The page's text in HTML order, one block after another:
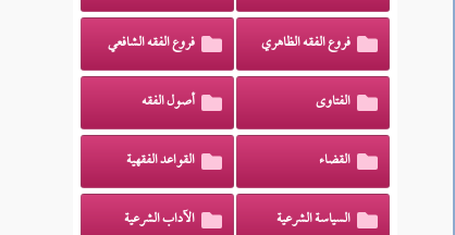
فروع الفقه الظاهري فروع الفقه الشافعي
الفتاوى أصول الفقه
القضاء القواعد الفقهية
السياسة الشرعية الآداب الشرعية